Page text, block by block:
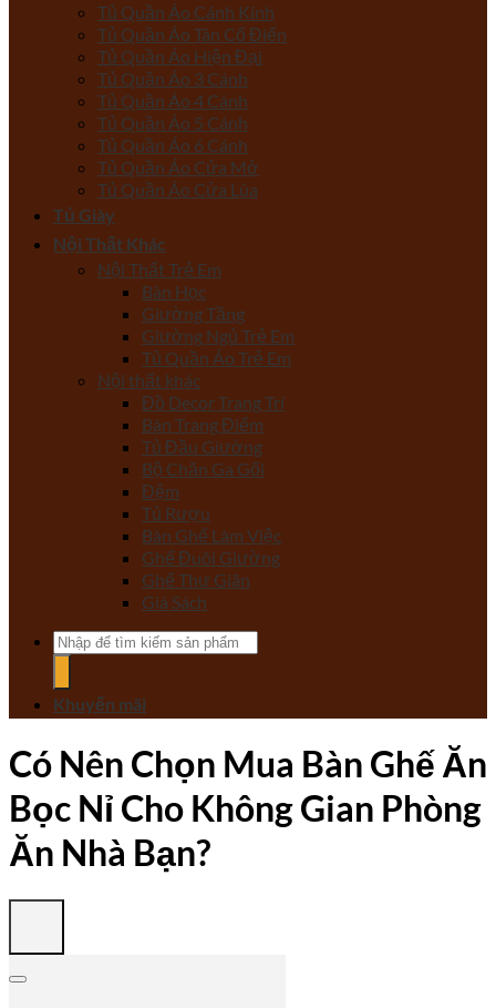
Tủ Quần Áo Cánh Kính
Tủ Quần Áo Tân Cổ Điển
Tủ Quần Áo Hiện Đại
Tủ Quần Áo 3 Cánh
Tủ Quần Áo 4 Cánh
Tủ Quần Áo 5 Cánh
Tủ Quần Áo 6 Cánh
Tủ Quần Áo Cửa Mở
Tủ Quần Áo Cửa Lùa
Tủ Giày
Nội Thất Khác
Nội Thất Trẻ Em
Bàn Học
Giường Tầng
Giường Ngủ Trẻ Em
Tủ Quần Áo Trẻ Em
Nội thất khác
Đồ Decor Trang Trí
Bàn Trang Điểm
Tủ Đầu Giường
Bộ Chăn Ga Gối
Đệm
Tủ Rượu
Bàn Ghế Làm Việc
Ghế Đuôi Giường
Ghế Thư Giãn
Giá Sách
Tìm
kiếm:
Khuyến mãi
Có Nên Chọn Mua Bàn Ghế Ăn
Bọc Nỉ Cho Không Gian Phòng
Ăn Nhà Bạn?